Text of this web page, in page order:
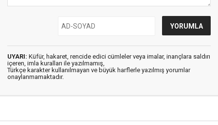
UYARI: Küfür, hakaret, rencide edici cümleler veya imalar, inançlara saldırı
içeren, imla kuralları ile yazılmamış,
Türkçe karakter kullanılmayan ve büyük harflerle yazılmış yorumlar
onaylanmamaktadır.